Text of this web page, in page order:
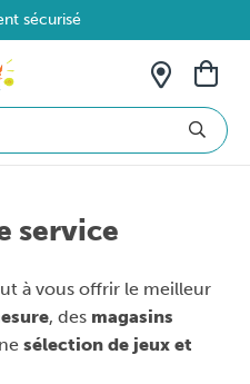
sécurisé
69€ en Belgique
service
à vous offrir le meilleur
, des magasins
sélection de jeux et